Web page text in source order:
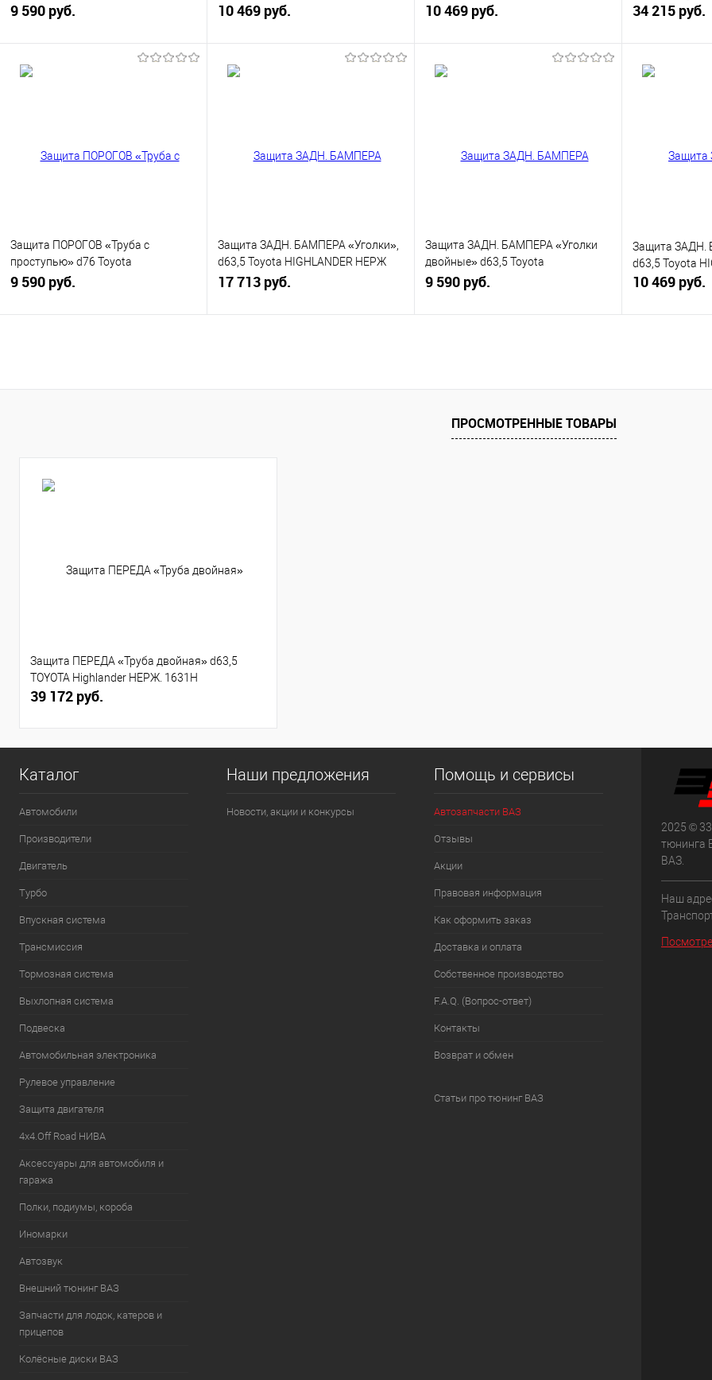
9 590 руб.
1631К
10 469 руб.
1844 К
10 469 руб. 34 215 руб.
Защита ПОРОГОВ «Труба с
проступью» d76 Toyota
HIGHLANDER ОКРАШ 1845 К
9 590 руб.
Защита ЗАДН. БАМПЕРА «Уголки»,
d63,5 Toyota HIGHLANDER НЕРЖ
1847 Н
17 713 руб.
Защита ЗАДН. БАМПЕРА «Уголки
двойные» d63,5 Toyota
HIGHLANDER ОКРАШ 1848 К
9 590 руб.
Защита ЗАДН.
d63,5 Toyota
10 469 руб.
ПРОСМОТРЕННЫЕ ТОВАРЫ
Защита ПЕРЕДА «Труба двойная» d63,5
TOYOTA Highlander НЕРЖ. 1631Н
39 172 руб.
Каталог
Автомобили
Производители
Двигатель
Турбо
Впускная система
Трансмиссия
Тормозная система
Выхлопная система
Подвеска
Автомобильная электроника
Рулевое управление
Защита двигателя
4х4.Off Road НИВА
Аксессуары для автомобиля и
гаража
Полки, подиумы, короба
Иномарки
Автозвук
Внешний тюнинг ВАЗ
Запчасти для лодок, катеров и
прицепов
Колёсные диски ВАЗ
Наши предложения
Новости, акции и конкурсы
Помощь и сервисы
Автозапчасти ВАЗ
Отзывы
Акции
Правовая информация
Как оформить заказ
Доставка и оплата
Собственное производство
F.A.Q. (Вопрос-ответ)
Контакты
Возврат и обмен
Статьи про тюнинг ВАЗ
2025 ©
тюнинга
ВАЗ.
Наш